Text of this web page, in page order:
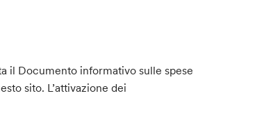
il Documento informativo sulle spese
sito. L’attivazione dei